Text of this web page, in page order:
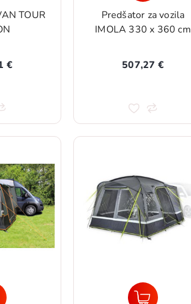
TOUR
€
Predšator za vozila
IMOLA 330 x 360 cm
507,27 €